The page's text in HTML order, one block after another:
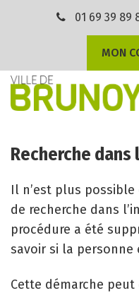
01 69 39 89
MON
Recherche
Il n’est plus
de recherche dans
procédure a été
savoir si la personne
Cette démarche